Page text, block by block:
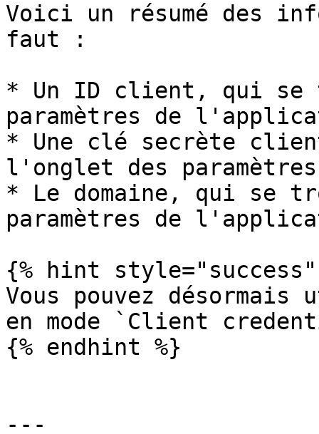
Voici un résumé des
faut :
* Un ID client, qui se
paramètres de
* Une clé secrète
l'onglet des
* Le domaine, qui se
paramètres de
{% hint style="success"
Vous pouvez
en mode `Client
{% endhint %}
---